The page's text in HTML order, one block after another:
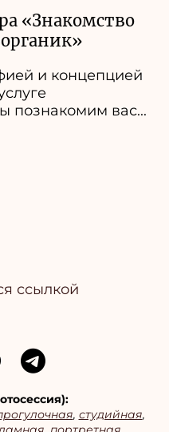
«Знакомство
и концепцией
познакомим вас...
ссылкой
, студийная,